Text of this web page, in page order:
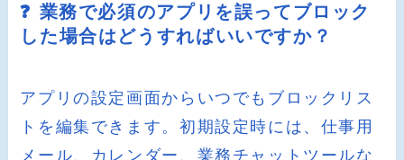
❓ 業務で必須のアプリを誤ってブロック
した場合はどうすればいいですか？
アプリの設定画面からいつでもブロックリス
トを編集できます。初期設定時には、仕事用
メール、カレンダー、業務チャットツールな